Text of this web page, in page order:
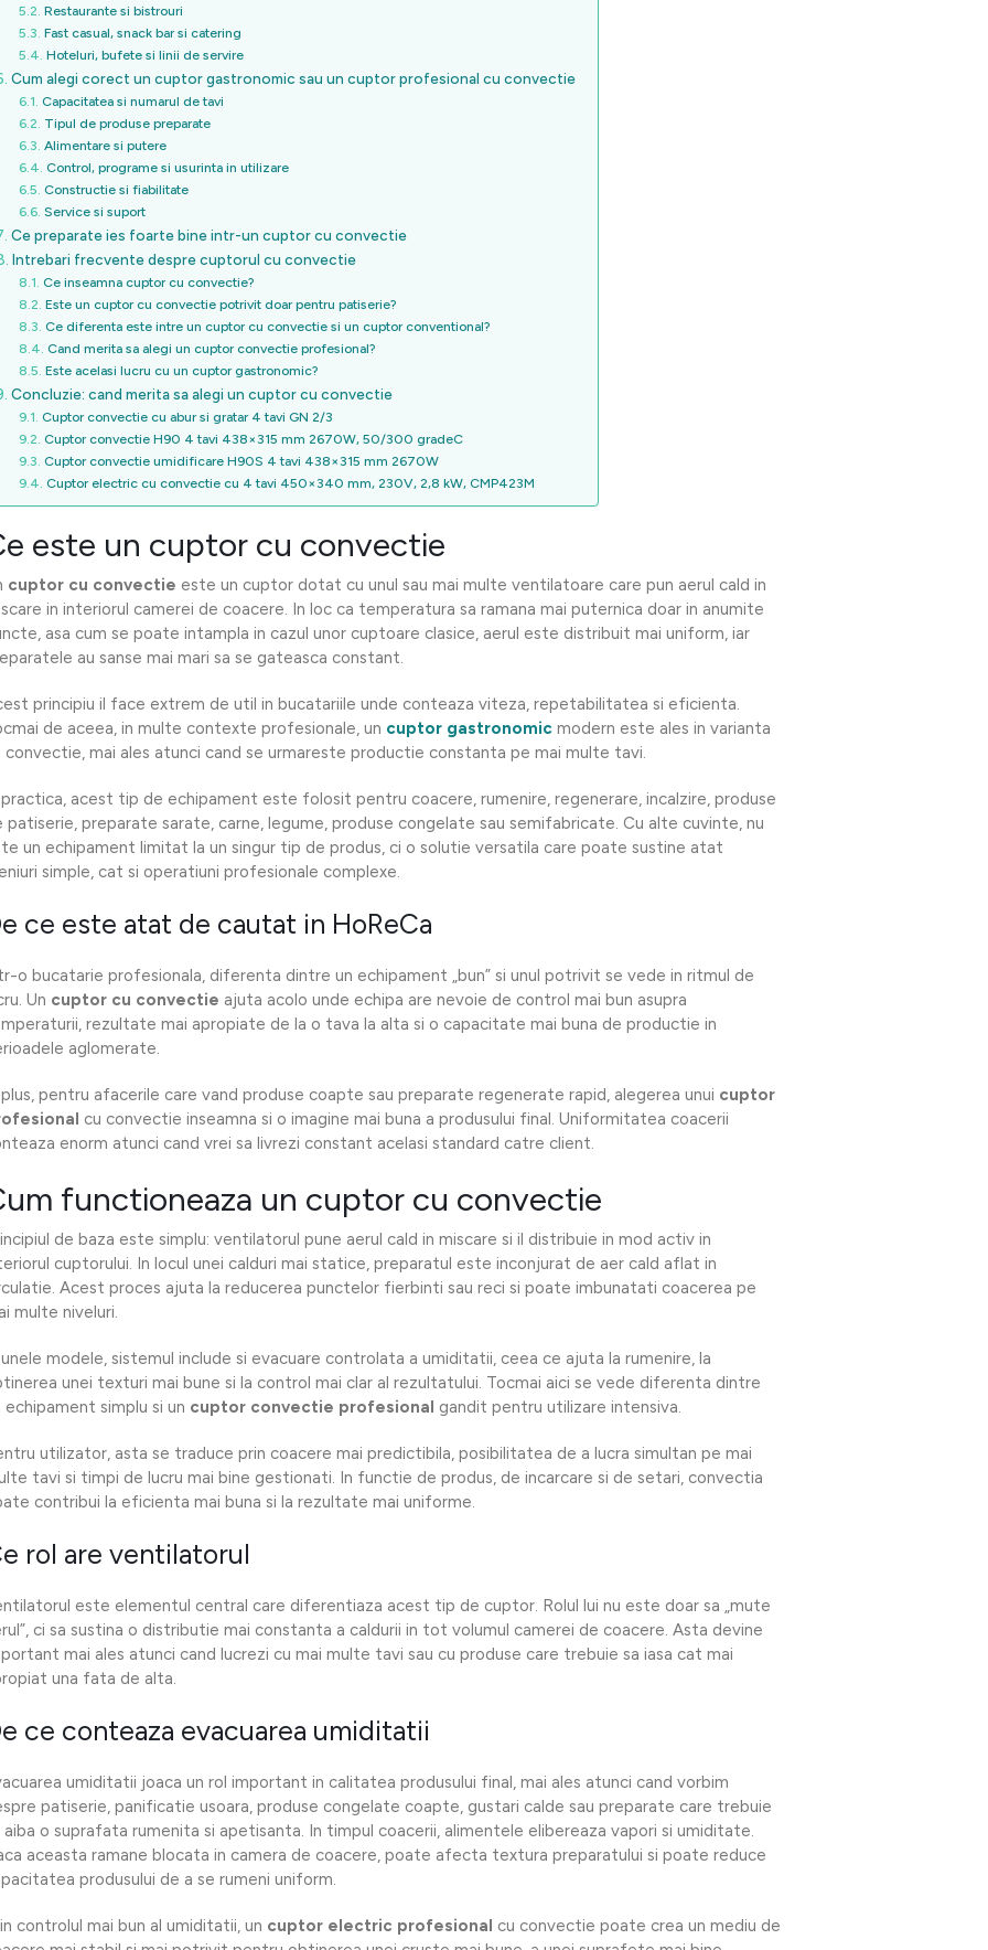
Restaurante si bistrouri
Fast casual, snack bar si catering
Hoteluri, bufete si linii de servire
Cum alegi corect un cuptor gastronomic sau un cuptor profesional cu convectie
Capacitatea si numarul de tavi
Tipul de produse preparate
Alimentare si putere
Control, programe si usurinta in utilizare
Constructie si fiabilitate
Service si suport
Ce preparate ies foarte bine intr-un cuptor cu convectie
Intrebari frecvente despre cuptorul cu convectie
Ce inseamna cuptor cu convectie?
Este un cuptor cu convectie potrivit doar pentru patiserie?
Ce diferenta este intre un cuptor cu convectie si un cuptor conventional?
Cand merita sa alegi un cuptor convectie profesional?
Este acelasi lucru cu un cuptor gastronomic?
Concluzie: cand merita sa alegi un cuptor cu convectie
Cuptor convectie cu abur si gratar 4 tavi GN 2/3
Cuptor convectie H90 4 tavi 438×315 mm 2670W, 50/300 gradeC
Cuptor convectie umidificare H90S 4 tavi 438×315 mm 2670W
Cuptor electric cu convectie cu 4 tavi 450×340 mm, 230V, 2,8 kW, CMP423M
este un cuptor cu convectie
cuptor cu convectie este un cuptor dotat cu unul sau mai multe ventilatoare care pun aerul cald in
in interiorul camerei de coacere. In loc ca temperatura sa ramana mai puternica doar in anumite
asa cum se poate intampla in cazul unor cuptoare clasice, aerul este distribuit mai uniform, iar
au sanse mai mari sa se gateasca constant.
principiu il face extrem de util in bucatariile unde conteaza viteza, repetabilitatea si eficienta.
de aceea, in multe contexte profesionale, un cuptor gastronomic modern este ales in varianta
convectie, mai ales atunci cand se urmareste productie constanta pe mai multe tavi.
acest tip de echipament este folosit pentru coacere, rumenire, regenerare, incalzire, produse
patiserie, preparate sarate, carne, legume, produse congelate sau semifabricate. Cu alte cuvinte, nu
un echipament limitat la un singur tip de produs, ci o solutie versatila care poate sustine atat
simple, cat si operatiuni profesionale complexe.
ce este atat de cautat in HoReCa
o bucatarie profesionala, diferenta dintre un echipament „bun” si unul potrivit se vede in ritmul de
Un cuptor cu convectie ajuta acolo unde echipa are nevoie de control mai bun asupra
rezultate mai apropiate de la o tava la alta si o capacitate mai buna de productie in
aglomerate.
pentru afacerile care vand produse coapte sau preparate regenerate rapid, alegerea unui cuptor
cu convectie inseamna si o imagine mai buna a produsului final. Uniformitatea coacerii
enorm atunci cand vrei sa livrezi constant acelasi standard catre client.
functioneaza un cuptor cu convectie
de baza este simplu: ventilatorul pune aerul cald in miscare si il distribuie in mod activ in
cuptorului. In locul unei calduri mai statice, preparatul este inconjurat de aer cald aflat in
Acest proces ajuta la reducerea punctelor fierbinti sau reci si poate imbunatati coacerea pe
multe niveluri.
modele, sistemul include si evacuare controlata a umiditatii, ceea ce ajuta la rumenire, la
unei texturi mai bune si la control mai clar al rezultatului. Tocmai aici se vede diferenta dintre
echipament simplu si un cuptor convectie profesional gandit pentru utilizare intensiva.
utilizator, asta se traduce prin coacere mai predictibila, posibilitatea de a lucra simultan pe mai
tavi si timpi de lucru mai bine gestionati. In functie de produs, de incarcare si de setari, convectia
contribui la eficienta mai buna si la rezultate mai uniforme.
rol are ventilatorul
este elementul central care diferentiaza acest tip de cuptor. Rolul lui nu este doar sa „mute
ci sa sustina o distributie mai constanta a caldurii in tot volumul camerei de coacere. Asta devine
mai ales atunci cand lucrezi cu mai multe tavi sau cu produse care trebuie sa iasa cat mai
una fata de alta.
ce conteaza evacuarea umiditatii
umiditatii joaca un rol important in calitatea produsului final, mai ales atunci cand vorbim
patiserie, panificatie usoara, produse congelate coapte, gustari calde sau preparate care trebuie
aiba o suprafata rumenita si apetisanta. In timpul coacerii, alimentele elibereaza vapori si umiditate.
aceasta ramane blocata in camera de coacere, poate afecta textura preparatului si poate reduce
produsului de a se rumeni uniform.
controlul mai bun al umiditatii, un cuptor electric profesional cu convectie poate crea un mediu de